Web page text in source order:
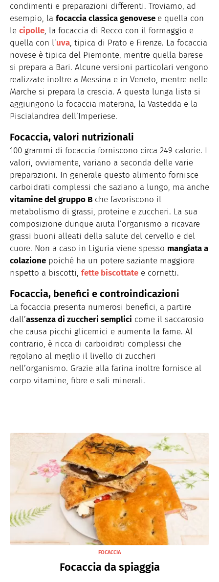
condimenti e preparazioni differenti. Troviamo, ad
esempio, la focaccia classica genovese e quella con
le cipolle, la focaccia di Recco con il formaggio e
quella con l’uva, tipica di Prato e Firenze. La focaccia
novese è tipica del Piemonte, mentre quella barese
si prepara a Bari. Alcune versioni particolari vengono
realizzate inoltre a Messina e in Veneto, mentre nelle
Marche si prepara la crescia. A questa lunga lista si
aggiungono la focaccia materana, la Vastedda e la
Piscialandrea dell’Imperiese.
Focaccia, valori nutrizionali
100 grammi di focaccia forniscono circa 249 calorie. I
valori, ovviamente, variano a seconda delle varie
preparazioni. In generale questo alimento fornisce
carboidrati complessi che saziano a lungo, ma anche
vitamine del gruppo B che favoriscono il
metabolismo di grassi, proteine e zuccheri. La sua
composizione dunque aiuta l’organismo a ricavare
grassi buoni alleati della salute del cervello e del
cuore. Non a caso in Liguria viene spesso mangiata a
colazione poiché ha un potere saziante maggiore
rispetto a biscotti, fette biscottate e cornetti.
Focaccia, benefici e controindicazioni
La focaccia presenta numerosi benefici, a partire
dall’assenza di zuccheri semplici come il saccarosio
che causa picchi glicemici e aumenta la fame. Al
contrario, è ricca di carboidrati complessi che
regolano al meglio il livello di zuccheri
nell’organismo. Grazie alla farina inoltre fornisce al
corpo vitamine, fibre e sali minerali.
FOCACCIA
Focaccia da spiaggia